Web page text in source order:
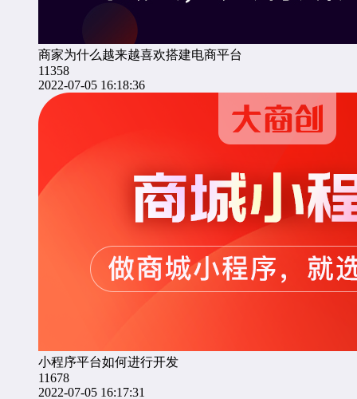
商家为什么越来越喜欢搭建电商平台
11358
2022-07-05 16:18:36
小程序平台如何进行开发
11678
2022-07-05 16:17:31